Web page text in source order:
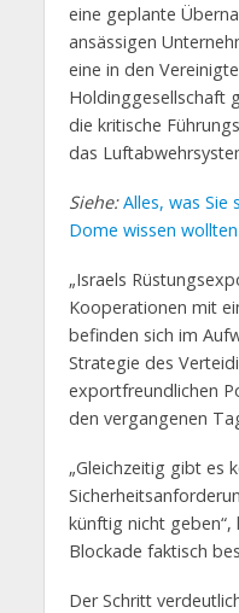
eine geplante
ansässigen
eine in den
Holdinggesellschaft
die kritische
das
Siehe: Alles, was Sie
Dome wissen wollten
„Israels
Kooperationen mit
befinden sich im
Strategie des
exportfreundlichen
den vergangenen
„Gleichzeitig gibt es
künftig nicht
Blockade faktisch
Der Schritt